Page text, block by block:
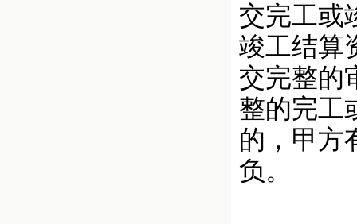
交完工或
竣工结算
交完整的
整的完工
的，甲方
负。